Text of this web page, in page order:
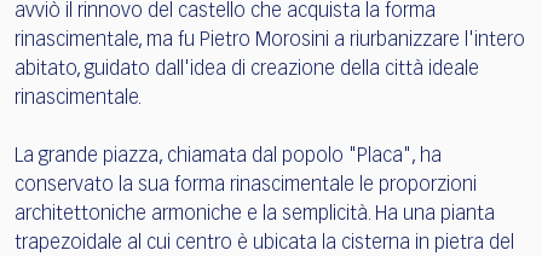
avviò il rinnovo del castello che acquista la forma
rinascimentale, ma fu Pietro Morosini a riurbanizzare l'intero
abitato, guidato dall'idea di creazione della città ideale
rinascimentale.
La grande piazza, chiamata dal popolo "Placa", ha
conservato la sua forma rinascimentale le proporzioni
architettoniche armoniche e la semplicità. Ha una pianta
trapezoidale al cui centro è ubicata la cisterna in pietra del